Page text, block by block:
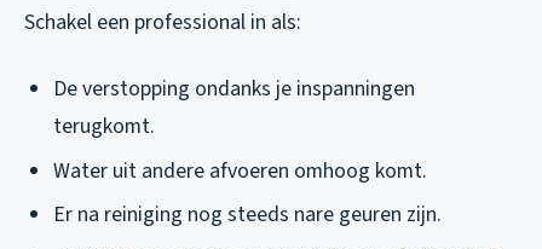
Schakel een professional in als:
De verstopping ondanks je inspanningen
terugkomt.
Water uit andere afvoeren omhoog komt.
Er na reiniging nog steeds nare geuren zijn.